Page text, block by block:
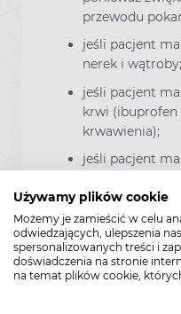
Używamy plików cookie
Możemy je zamieścić w celu
odwiedzających, ulepszenia
spersonalizowanych treści i
doświadczenia na stronie
na temat plików cookie,
przewodu
jeśli pacjent
nerek i wątroby;
jeśli pacjent
krwi (ibuprofen
krwawienia);
jeśli pacjent
przeszłości),
może wystąpić
jeśli pacjent
niesteroidowe
inhibitory COX-